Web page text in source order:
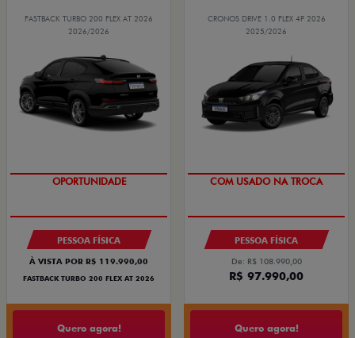
FASTBACK TURBO 200 FLEX AT 2026
2026/2026
OPORTUNIDADE
PESSOA FÍSICA
À VISTA POR R$ 119.990,00
FASTBACK TURBO 200 FLEX AT 2026
Quero agora!
CRONOS DRIVE 1.0 FLEX 4P 2026
2025/2026
COM USADO NA TROCA
PESSOA FÍSICA
De: R$ 108.990,00
R$ 97.990,00
Quero agora!